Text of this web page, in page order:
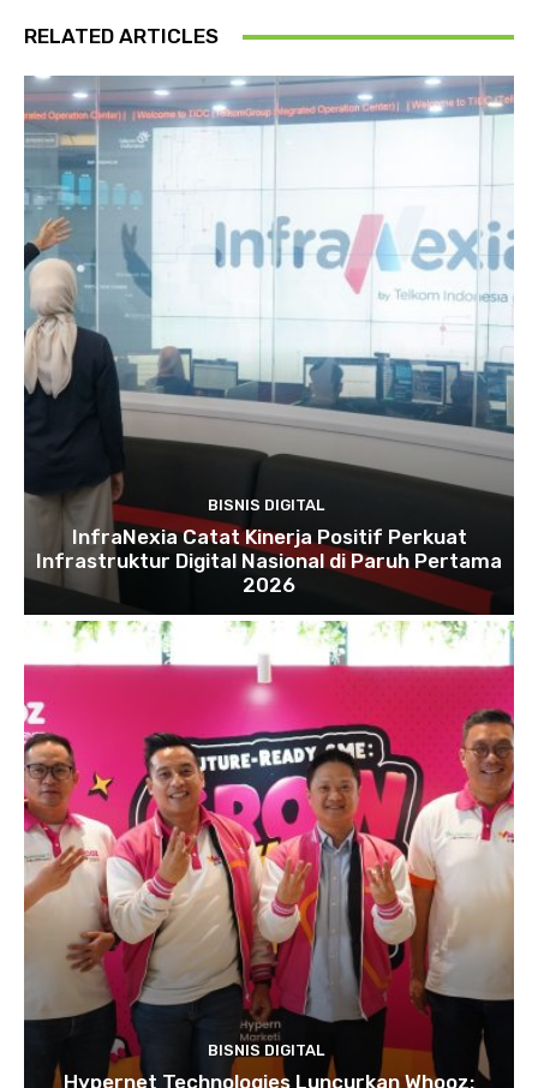
RELATED ARTICLES
BISNIS DIGITAL
InfraNexia Catat Kinerja Positif Perkuat
Infrastruktur Digital Nasional di Paruh Pertama
2026
BISNIS DIGITAL
Hypernet Technologies Luncurkan Whooz: